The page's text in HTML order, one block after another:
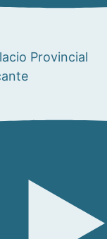
Provincial